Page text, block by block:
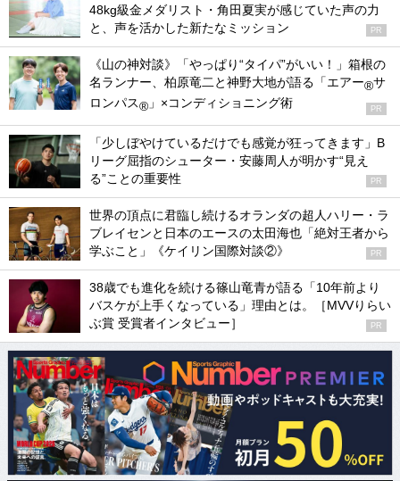
48kg級金メダリスト・角田夏実が感じていた声の力
と、声を活かした新たなミッション
PR
《山の神対談》「やっぱり“タイパ”がいい！」箱根の
名ランナー、柏原竜二と神野大地が語る「エアー®サ
ロンパス® 」×コンディショニング術 PR
「少しぼやけているだけでも感覚が狂ってきます」B
リーグ屈指のシューター・安藤周人が明かす“見え
る”ことの重要性
PR
世界の頂点に君臨し続けるオランダの超人ハリー・ラ
ブレイセンと日本のエースの太田海也「絶対王者から
学ぶこと」《ケイリン国際対談②》
PR
38歳でも進化を続ける篠山竜青が語る「10年前より
バスケが上手くなっている」理由とは。［MVVりらい
ぶ賞 受賞者インタビュー］
PR